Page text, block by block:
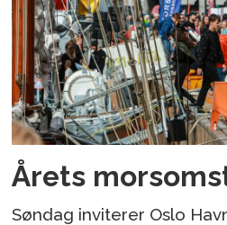
Årets
Søndag inviterer Oslo